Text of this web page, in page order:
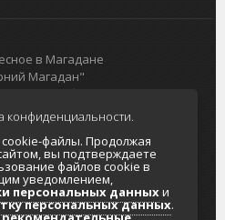
в Магадане
Магадан"
доска объявлений
туристический портал
в отношении обработки
данных
на обработку персональных
конфиденциальности.
файлы. Продолжая
вы подтверждаете
файлов cookie в
уведомлением,
персональных данныхи
персональных данных.